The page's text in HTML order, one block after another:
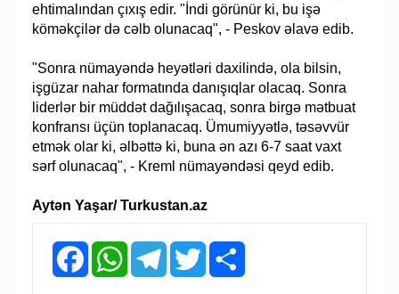
ehtimalından çıxış edir. "İndi görünür ki, bu işə
köməkçilər də cəlb olunacaq", - Peskov əlavə edib.
"Sonra nümayəndə heyətləri daxilində, ola bilsin,
işgüzar nahar formatında danışıqlar olacaq. Sonra
liderlər bir müddət dağılışacaq, sonra birgə mətbuat
konfransı üçün toplanacaq. Ümumiyyətlə, təsəvvür
etmək olar ki, əlbəttə ki, buna ən azı 6-7 saat vaxt
sərf olunacaq", - Kreml nümayəndəsi qeyd edib.
Aytən Yaşar/ Turkustan.az
FacebookWhatsAppTelegramTwitter